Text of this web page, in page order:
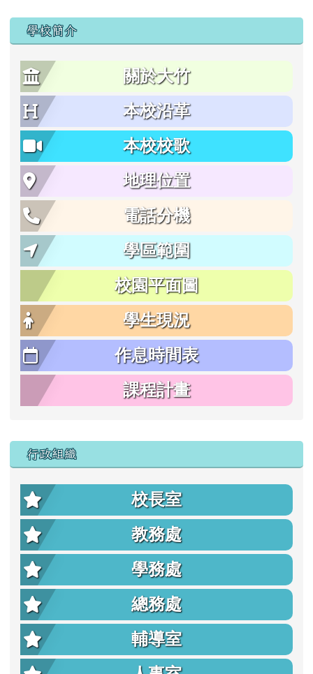
學校簡介
關於大竹
本校沿革
本校校歌
地理位置
電話分機
學區範圍
校園平面圖
學生現況
作息時間表
課程計畫
行政組織
校長室
教務處
學務處
總務處
輔導室